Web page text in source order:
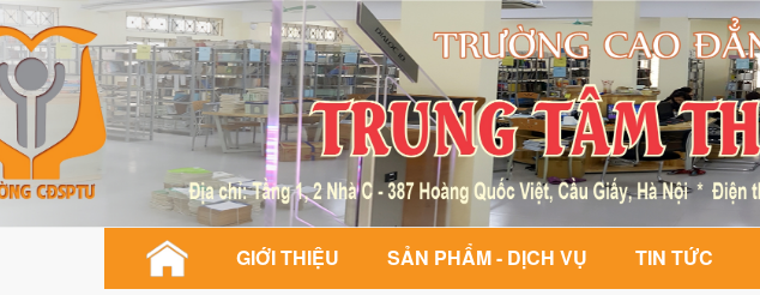
GIỚI THIỆU SẢN PHẨM - DỊCH VỤ TIN TỨC